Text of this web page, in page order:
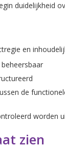
duidelijkheid
en
de
worden
zien